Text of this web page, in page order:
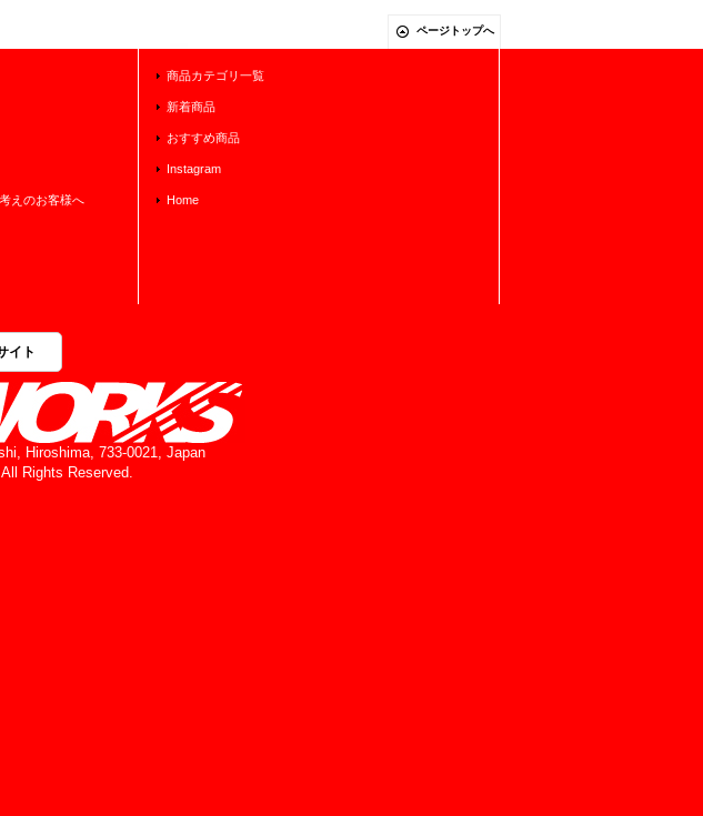
ページトップへ
えのお客様へ
商品カテゴリ一覧
新着商品
おすすめ商品
Instagram
Home
イト
Hiroshima, 733-0021, Japan
Rights Reserved.